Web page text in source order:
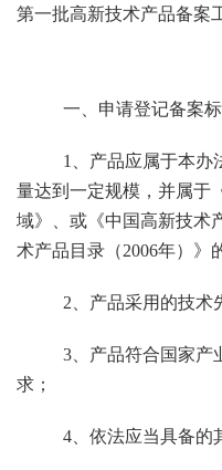
第一批高新技术产品备案
一、申请登记备案
1
、产品应属于本
量达到一定规模，并属于
域》、或《中国高新技术
术产品目录（2006年）》
2 、产品采用的技术
3 、产品符合国家
求；
4 、依法应当具备的